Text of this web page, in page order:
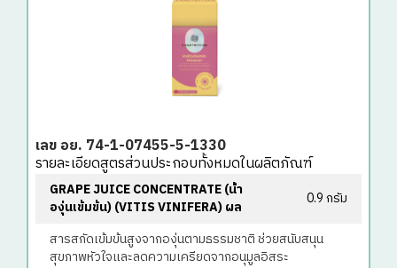
เลข อย. 74-1-07455-5-1330
รายละเอียดสูตรส่วนประกอบทั้งหมดในผลิตภัณฑ์
GRAPE JUICE CONCENTRATE (น้ํา
องุ่นเข้มข้น) (VITIS VINIFERA) ผล
0.9 กรัม
สารสกัดเข้มข้นสูงจากองุ่นตามธรรมชาติ ช่วยสนับสนุน
สุขภาพหัวใจและลดความเครียดจากอนุมูลอิสระ